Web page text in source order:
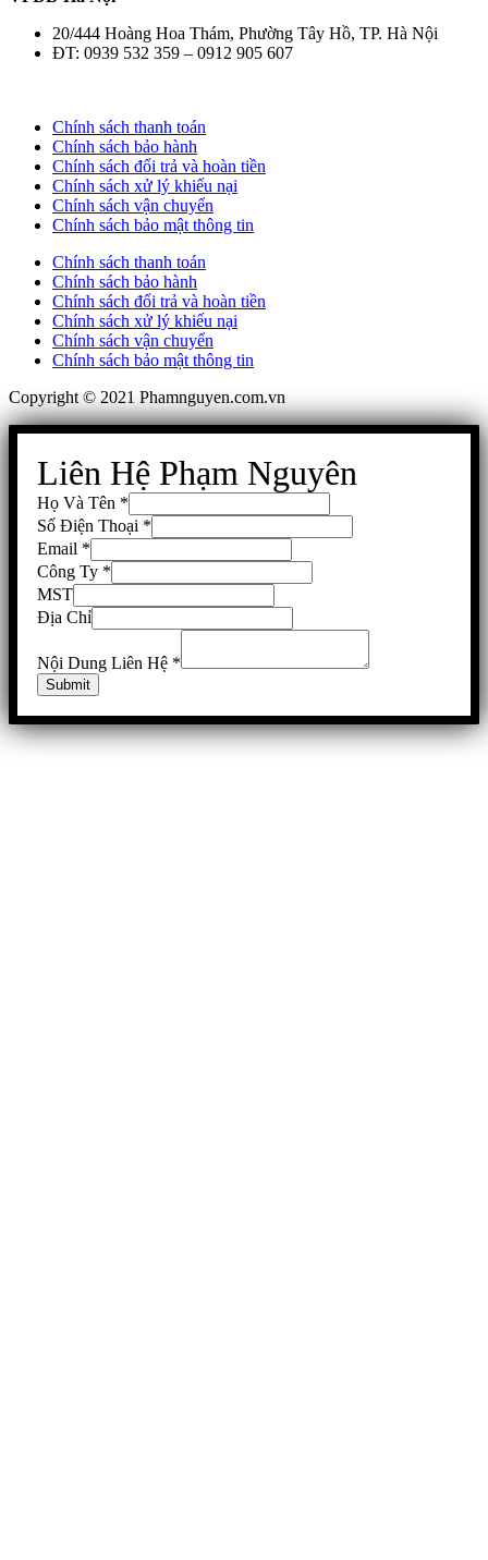
20/444 Hoàng Hoa Thám, Phường Tây Hồ, TP. Hà Nội
ĐT: 0939 532 359 – 0912 905 607
Chính sách thanh toán
Chính sách bảo hành
Chính sách đổi trả và hoàn tiền
Chính sách xử lý khiếu nại
Chính sách vận chuyển
Chính sách bảo mật thông tin
Chính sách thanh toán
Chính sách bảo hành
Chính sách đổi trả và hoàn tiền
Chính sách xử lý khiếu nại
Chính sách vận chuyển
Chính sách bảo mật thông tin
Copyright © 2021 Phamnguyen.com.vn
Liên Hệ Phạm Nguyên
Họ Và Tên *
Số Điện Thoại *
Email *
Công Ty *
MST
Địa Chỉ
Nội Dung Liên Hệ *
Submit